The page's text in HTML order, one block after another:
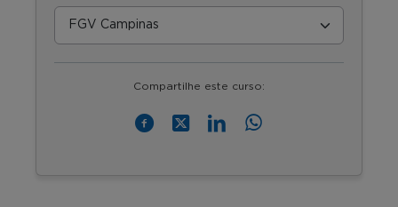
Compartilhe este curso: